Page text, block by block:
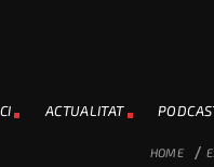
ACTUALITAT
HOME /